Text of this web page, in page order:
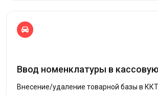
Ввод номенклатуры в
Внесение/удаление товарной базы в ККТ